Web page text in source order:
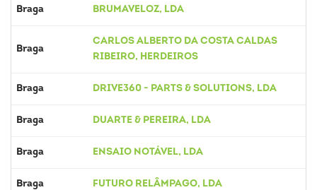
Braga BRUMAVELOZ, LDA
Braga
CARLOS ALBERTO DA COSTA CALDAS
RIBEIRO, HERDEIROS
Braga DRIVE360 - PARTS & SOLUTIONS, LDA
Braga DUARTE & PEREIRA, LDA
Braga ENSAIO NOTÁVEL, LDA
Braga FUTURO RELÂMPAGO, LDA